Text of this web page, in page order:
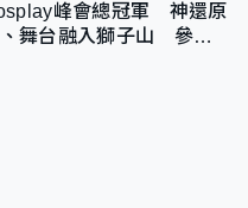
峰會總冠軍 神還原
、舞台融入獅子山 參賽